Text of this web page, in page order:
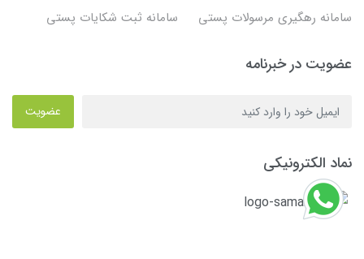
سامانه رهگیری مرسولات پستی
سامانه ثبت شکایات پستی
عضویت در خبرنامه
عضویت
نماد الکترونیکی